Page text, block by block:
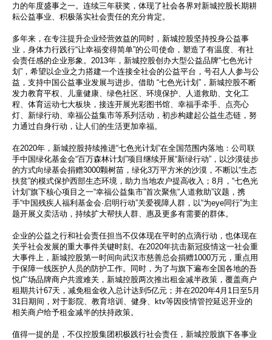
力的年度盛事之一。连续三年获奖，体现了社会各界对新城控股长期耕
耘公益事业、积极落实社会责任的充分肯定。
多年来，在专注提升企业经营效益的同时，新城控股坚持投身公益事
业，身体力行践行“让幸福变得简单”的公司使命，塑造了有温度、有社
会责任感的企业形象。2013年，新城控股创办大型公益品牌“七色光计
划”，希望以企业之力搭建一个连接全社会的公益平台，号召人人参与公
益，支持中国公益事业发展与进步。借助 “七色光计划”，新城控股不断
发力教育平权、儿童健康、绿色社区、环境保护、人道救助、文化工
程、体育运动七大板块，接连开展光彩图书馆、幸福手牵手、点亮心
灯、新绿行动、幸福公益集市等系列活动，初步构建起公益生态链，努
力通过自身行动，让人们的生活更加幸福。
在2020年，新城控股持续推进“七色光计划”在全国范围内落地：公司联
手中国绿化基金会“百万森林计划”项目继续开展“新绿行动”，以沙漠徒步
的方式向绿基会捐赠3000颗树苗，绿化3万平方米的沙漠，不断以“生态
扶贫”的模式保护西部生态环境，助力当地农户提高收入；8月，“七色光
计划”旗下核心项目之一“幸福公益集市”首次聚焦“人道救助”议题，携
手“中国残疾人福利基金会·启明行动”关爱视障人群，以“为eye同行”为主
题开展义卖活动，持续扩大帮扶人群、惠及更多有需要的群体。
企业的公益之行和社会责任担当不仅体现在平时的点滴行动，也体现在
关乎社会发展的重大事件关键时刻。在2020年抗击新冠疫情这一社会重
大事件上，新城控股第一时间向武汉市慈善总会捐赠1000万元，重点用
于保障一线医护人员的防护工作。同时，为了与旗下遍布全国各地的吾
悦广场品牌商户共渡难关，新城控股两次推出租金减半政策，覆盖商户
租期共计67天，减免租金收入总计达到5亿元；并在2020年4月1日至5月
31日期间，对于影院、教育培训、健身、ktv等因疫情管控延迟开业的
相关商户给予租金减半的扶持政策。
值得一提的是，不仅控股集团积极践行社会责任，新城控股旗下各事业